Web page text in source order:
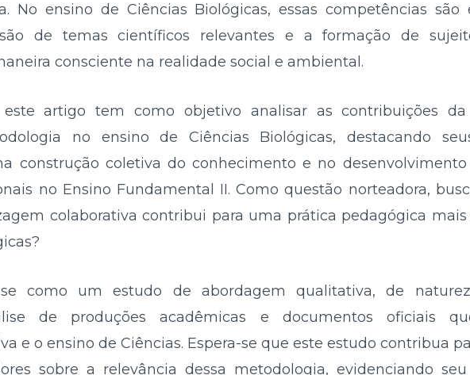
No ensino de Ciências Biológicas, essas competências são
de temas científicos relevantes e a formação de
consciente na realidade social e ambiental.
artigo tem como objetivo analisar as contribuições da
no ensino de Ciências Biológicas, destacando
construção coletiva do conhecimento e no
no Ensino Fundamental II. Como questão norteadora,
colaborativa contribui para uma prática pedagógica
se como um estudo de abordagem qualitativa, de
de produções acadêmicas e documentos oficiais
e o ensino de Ciências. Espera-se que este estudo contribua
sobre a relevância dessa metodologia, evidenciando